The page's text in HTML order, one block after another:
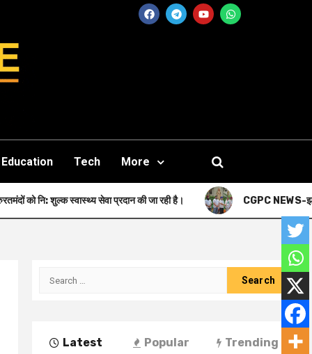
Education Tech More
स्वास्थ्य सेवा प्रदान की जा रही है। CGPC NEWS-झारखंड जनक शिबू
Latest Popular Trending